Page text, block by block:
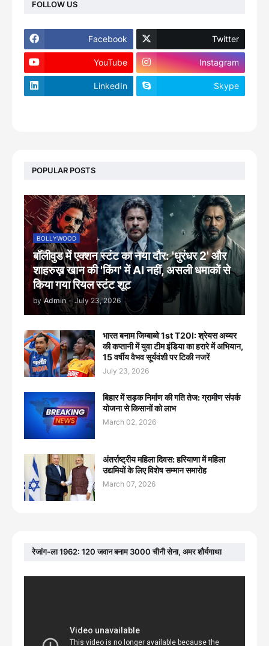
FOLLOW US
Facebook Twitter
YouTube Instagram
LinkedIn Skype
POPULAR POSTS
BOLLYWOOD
बॉलीवुड में एक्शन स्टंट का नया दौर: 'धुरंधर 2' और
शाहरुख़ खान की 'किंग' में AI नहीं, असली धमाकों से
किया गया रियल स्टंट शूट
by Admin - July 23, 2026
भारत बनाम जिम्बाब्वे 1st T20I: श्रेयस अय्यर
की कप्तानी में युवा टीम इंडिया का हरारे में अभियान,
15 वर्षीय वैभव सूर्यवंशी पर टिकी नजरें
July 23, 2026
बिहार में सड़क निर्माण की गति तेज: ग्रामीण संपर्क
योजना से किसानों को लाभ
March 02, 2026
अंतर्राष्ट्रीय महिला दिवस: हरियाणा में महिला
उद्यमियों के लिए विशेष सम्मान समारोह
March 07, 2026
रेजांग-ला 1962: 120 जवान बनाम 3000 चीनी सेना, अमर शौर्यगाथा